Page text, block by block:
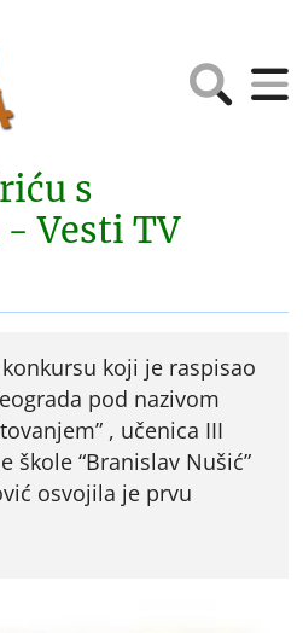
s
Vesti TV
koji je raspisao
pod nazivom
, učenica III
škole “Branislav Nušić”
osvojila je prvu